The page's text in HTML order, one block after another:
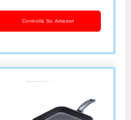
Cottura
Controlla Su Amazon